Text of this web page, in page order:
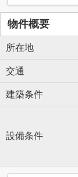
物件概要
所在地
交通
建築条件
設備条件